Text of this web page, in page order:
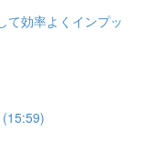
て効率よくインプッ
(15:59)